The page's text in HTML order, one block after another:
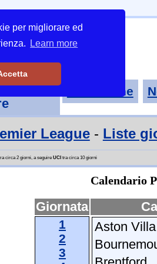
per migliorare ed
Learn more
Classifiche
League- Liste
circa 2 giorni, a seguire UCI tra circa 10 giorni
Calendario
Giornata
1
2
3
Aston Villa